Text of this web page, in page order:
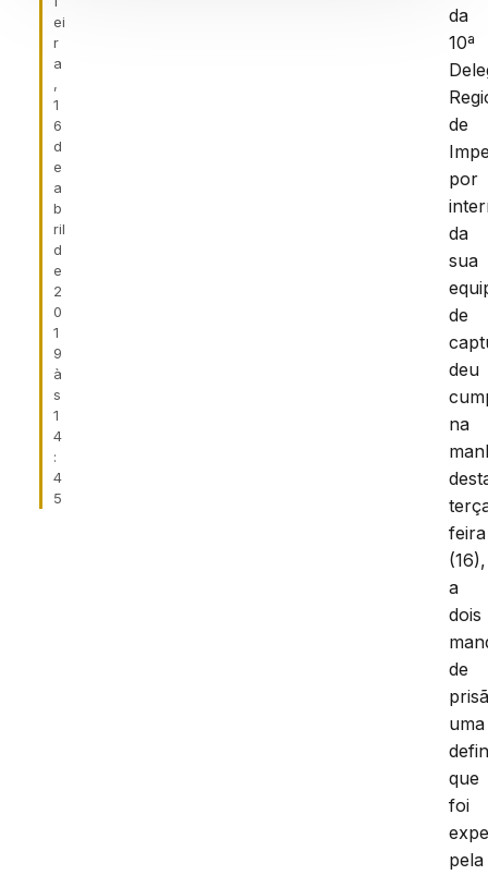
ei
r
a
,
1
6
d
e
a
b
ril
d
e
2
0
1
9
à
s
1
4
:
4
5
da
10ª
de
por
da
sua
de
deu
na
feira
(16),
a
dois
de
uma
que
foi
pela